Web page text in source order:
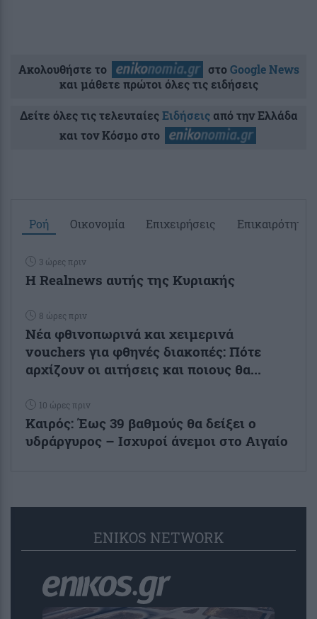
Ακολουθήστε το στοGoogle News
και μάθετε πρώτοι όλες τις ειδήσεις
Δείτε όλες τις τελευταίεςΕιδήσειςαπό την Ελλάδα
και τον Κόσμο στο
Ροή Οικονομία Επιχειρήσεις Επικαιρότητα
3 ώρες πριν
Η Realnews αυτής της Κυριακής
8 ώρες πριν
Νέα φθινοπωρινά και χειμερινά
vouchers για φθηνές διακοπές: Πότε
αρχίζουν οι αιτήσεις και ποιους θα...
10 ώρες πριν
Καιρός: Έως 39 βαθμούς θα δείξει ο
υδράργυρος – Ισχυροί άνεμοι στο Αιγαίο
ENIKOS NETWORK